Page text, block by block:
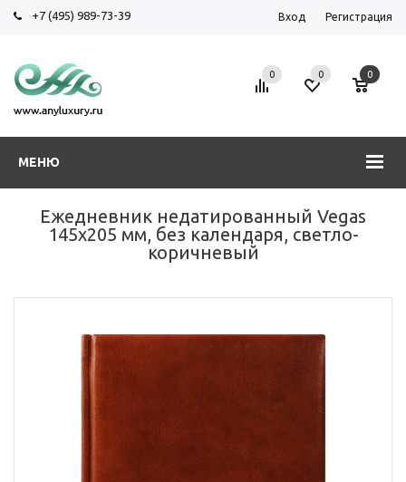
+7 (495) 989-73-39 Вход Регистрация
МЕНЮ
0 0 0
Ежедневник недатированный Vegas
145х205 мм, без календаря, светло-
коричневый